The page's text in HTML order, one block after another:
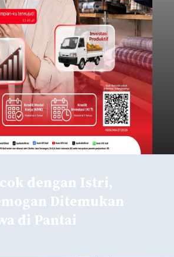
dengan Istri,
Ditemukan
di Pantai